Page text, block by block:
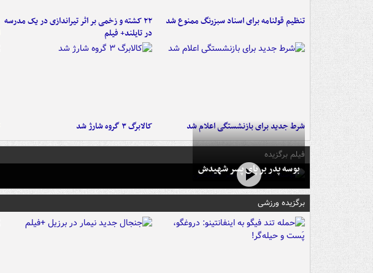
تنظیم قولنامه برای اسناد سبزرنگ ممنوع شد
۲۲ کشته و زخمی بر اثر تیراندازی در یک مدرسه
در تایلند+ فیلم
شرط جدید برای بازنشستگی اعلام شد کالابرگ ۳ گروه شارژ شد
فیلم برگزیده
بوسه‌ پدر بر پای پسر شهیدش
برگزیده ورزشی